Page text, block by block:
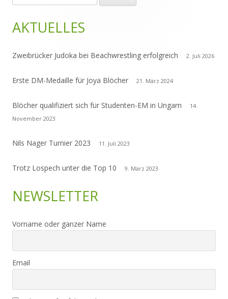
Seitenleiste
nach:
AKTUELLES
Zweibrücker Judoka bei Beachwrestling erfolgreich 2. Juli 2026
Erste DM-Medaille für Joya Blöcher 21. März 2024
Blöcher qualifiziert sich für Studenten-EM in Ungarn
14.
November 2023
Nils Nager Turnier 2023 11. Juli 2023
Trotz Lospech unter die Top 10 9. März 2023
NEWSLETTER
Vorname oder ganzer Name
Email